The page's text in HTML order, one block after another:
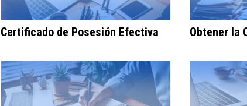
Certificado de Posesión Efectiva Obtener la